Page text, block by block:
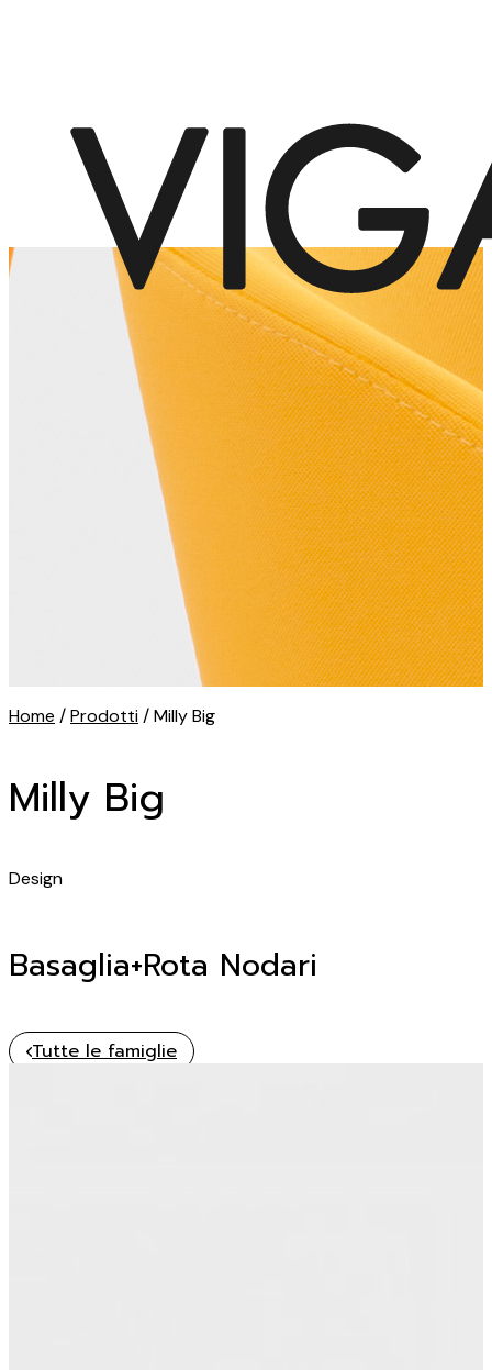
Home /Prodotti/ Milly Big
Milly Big
Design
Basaglia+Rota Nodari
Tutte le famiglie